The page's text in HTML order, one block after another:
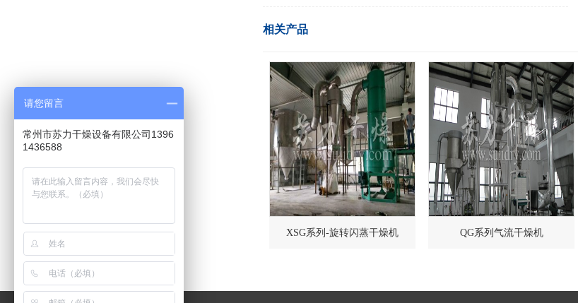
会…
相关产品
XSG系列-旋转闪蒸干燥机 QG系列气流干燥机
请您留言
常州市苏力干燥设备有限公司1396
1436588